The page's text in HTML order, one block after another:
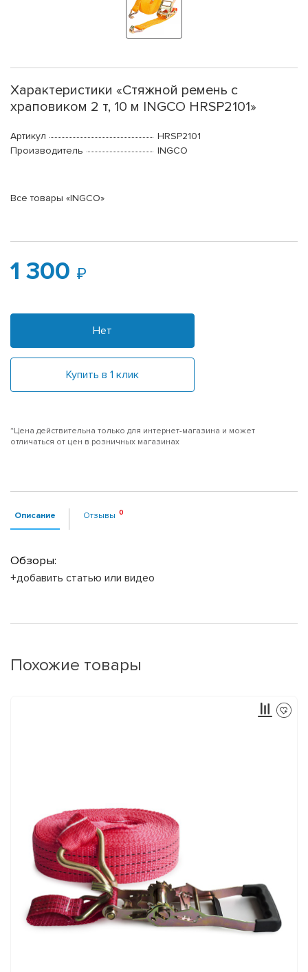
Характеристики «Стяжной ремень с
храповиком 2 т, 10 м INGCO HRSP2101»
Артикул
HRSP2101
Производитель
INGCO
Все товары «INGCO»
1 300
Нет
Купить в 1 клик
*Цена действительна только для интернет-магазина и может
отличаться от цен в розничных магазинах
Описание Отзывы
Обзоры:
+добавить статью или видео
Похожие товары